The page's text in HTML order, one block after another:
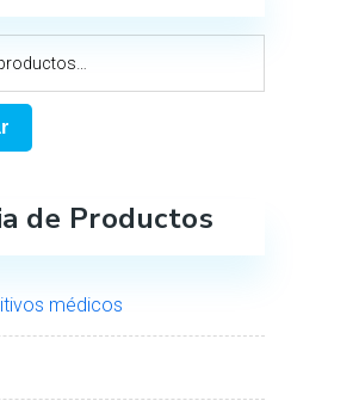
de Productos
médicos